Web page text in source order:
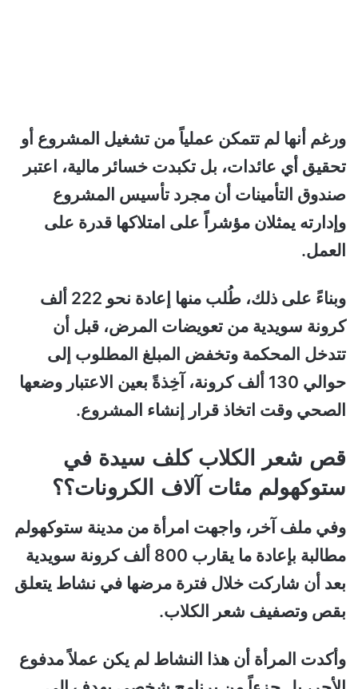
ورغم أنها لم تتمكن عملياً من تشغيل المشروع أو
تحقيق أي عائدات، بل تكبدت خسائر مالية، اعتبر
صندوق التأمينات أن مجرد تأسيس المشروع
وإدارته يمثلان مؤشراً على امتلاكها قدرة على
العمل.
وبناءً على ذلك، طُلب منها إعادة نحو 222 ألف
كرونة سويدية من تعويضات المرض، قبل أن
تتدخل المحكمة وتخفض المبلغ المطلوب إلى
حوالي 130 ألف كرونة، آخِذةً بعين الاعتبار وضعها
الصحي وقت اتخاذ قرار إنشاء المشروع.
قص شعر الكلاب كلف سيدة في
ستوكهولم مئات آلاف الكرونات؟؟
وفي ملف آخر، واجهت امرأة من مدينة ستوكهولم
مطالبة بإعادة ما يقارب 800 ألف كرونة سويدية
بعد أن شاركت خلال فترة مرضها في نشاط يتعلق
بقص وتصفيف شعر الكلاب.
وأكدت المرأة أن هذا النشاط لم يكن عملاً مدفوع